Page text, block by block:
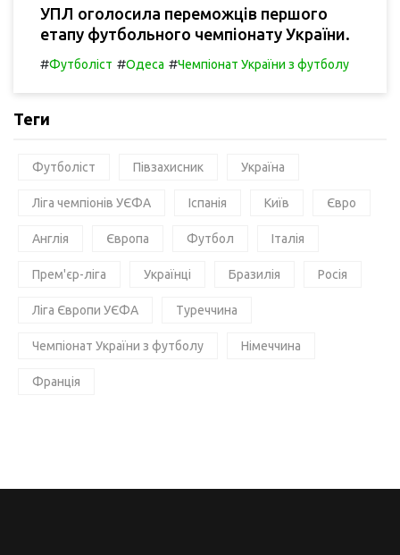
УПЛ оголосила переможців першого
етапу футбольного чемпіонату України.
#Футболіст #Одеса #Чемпіонат України з футболу
Теги
Футболіст Півзахисник Україна
Ліга чемпіонів УЄФА Іспанія Київ Євро
Англія Європа Футбол Італія
Прем'єр-ліга Українці Бразилія Росія
Ліга Європи УЄФА Туреччина
Чемпіонат України з футболу Німеччина
Франція